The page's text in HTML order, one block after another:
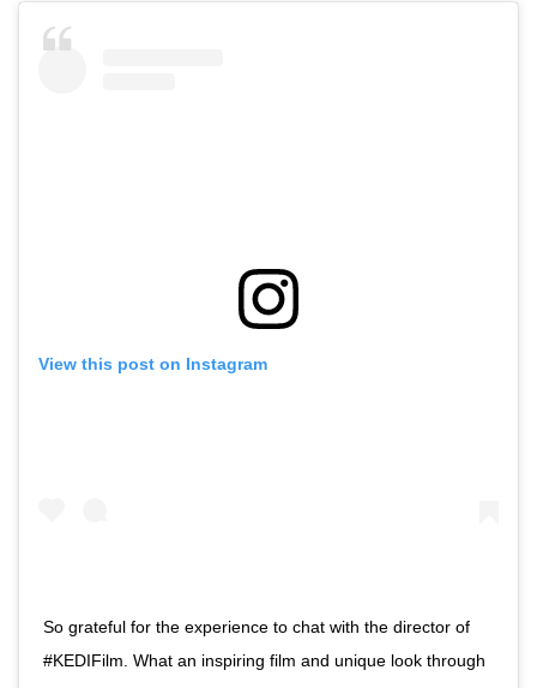
View this post on Instagram
So grateful for the experience to chat with the director of
#KEDIFilm. What an inspiring film and unique look through